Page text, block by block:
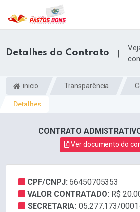
Detalhes do Contrato |
inicio Transparência
Detalhes
CONTRATO
Ver documento do
CPF/CNPJ: 66450705353
VALOR CONTRATADO: R$
SECRETARIA: 05.277.173/